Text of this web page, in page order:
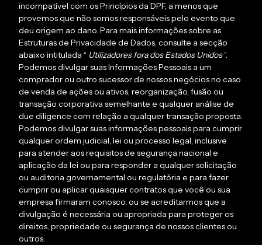
incompatível com os Princípios da DPF, a menos que
provemos que não somos responsáveis ​​pelo evento que
deu origem ao dano. Para mais informações sobre as
Estruturas de Privacidade de Dados, consulte a secção
abaixo intitulada “ Utilizadores fora dos Estados Unidos”.
Podemos divulgar suas Informações Pessoais a um
comprador ou outro sucessor de nossos negócios no caso
de venda de ações ou ativos, reorganização, fusão ou
transação corporativa semelhante e qualquer análise de
due diligence com relação a qualquer transação proposta.
Podemos divulgar suas informações pessoais para cumprir
qualquer ordem judicial, lei ou processo legal, inclusive
para atender aos requisitos de segurança nacional e
aplicação da lei ou para responder a qualquer solicitação
ou auditoria governamental ou regulatória e para fazer
cumprir ou aplicar quaisquer contratos que você ou sua
empresa firmaram conosco, ou se acreditarmos que a
divulgação é necessária ou apropriada para proteger os
direitos, propriedade ou segurança de nossos clientes ou
outros.